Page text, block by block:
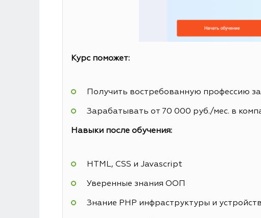
Курс поможет:
Получить востребованную профессию
Зарабатывать от 70 000 руб./мес. в
Навыки после обучения:
HTML, CSS и Javascript
Уверенные знания ООП
Знание PHP инфраструктуры и